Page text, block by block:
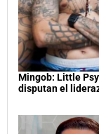
Mingob: Little
disputan el